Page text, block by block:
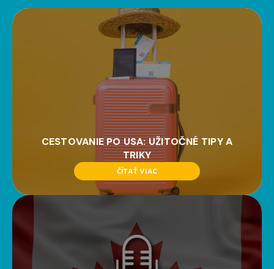
CESTOVANIE PO USA: UŽITOČNÉ TIPY A
TRIKY
ČÍTAŤ VIAC